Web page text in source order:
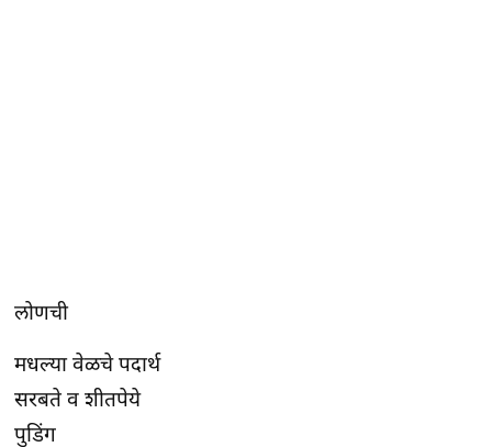
लोणची
मधल्या वेळचे पदार्थ
सरबते व शीतपेये
पुडिंग